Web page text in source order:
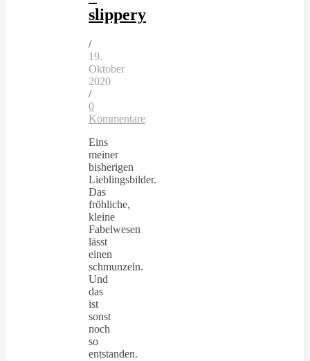
slippery
/
19.
Oktober
2020
/
0
Kommentare
Eins
meiner
bisherigen
Lieblingsbilder.
Das
fröhliche,
kleine
Fabelwesen
lässt
einen
schmunzeln.
Und
das
ist
sonst
noch
so
entstanden.